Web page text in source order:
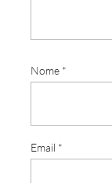
Nome *
Email *